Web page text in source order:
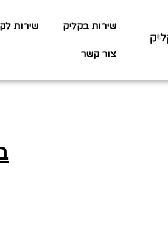
שירות בקליק שירות
צור קשר